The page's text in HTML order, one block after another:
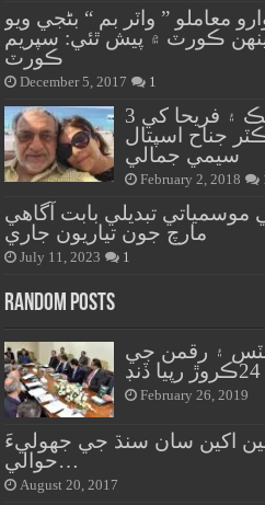
معاملو ” واٽر بم “ بڻجي ويو
ڏينهن ڪورٽ ۾ پيش ٿئي: سپريم
ڪورٽ
December 5, 2017 1
هزار خان بجاراڻي کي هڪ ۽ فريحا کي 3
جناح اسپتال
سيمي جمالي
February 2, 2018
۾ جولاءِ16تي موسمياتي تبديلي بابت آگاهي
مارچ جون تياريون جاري
July 11, 2023 1
Random Posts
۽ رقمن جي
February 26, 2019
اکين سان سنڌ جي جهوليءَ
حوالي…
August 20, 2017